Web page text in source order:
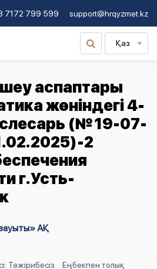
7172 799 599 support@hrqyzmet.kz
Қаз
аспаптары
жөніндегі 4-
(№ 19-07-
2
г.Усть-
АҚ
Тәжірибесіз
Еңбекпен толық